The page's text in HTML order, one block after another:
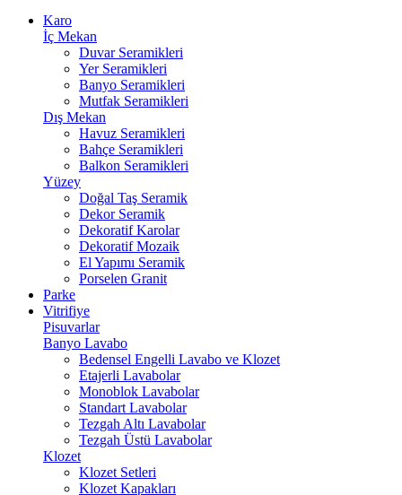
Karo
İç Mekan
Duvar Seramikleri
Yer Seramikleri
Banyo Seramikleri
Mutfak Seramikleri
Dış Mekan
Havuz Seramikleri
Bahçe Seramikleri
Balkon Seramikleri
Yüzey
Doğal Taş Seramik
Dekor Seramik
Dekoratif Karolar
Dekoratif Mozaik
El Yapımı Seramik
Porselen Granit
Parke
Vitrifiye
Pisuvarlar
Banyo Lavabo
Bedensel Engelli Lavabo ve Klozet
Etajerli Lavabolar
Monoblok Lavabolar
Standart Lavabolar
Tezgah Altı Lavabolar
Tezgah Üstü Lavabolar
Klozet
Klozet Setleri
Klozet Kapakları